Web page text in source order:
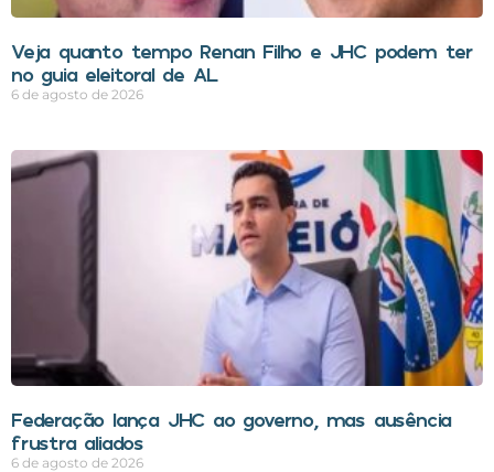
Veja quanto tempo Renan Filho e JHC podem ter
no guia eleitoral de AL
6 de agosto de 2026
Federação lança JHC ao governo, mas ausência
frustra aliados
6 de agosto de 2026